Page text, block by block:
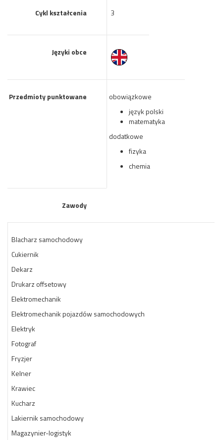
Cykl kształcenia 3
Języki obce
Przedmioty punktowane
obowiązkowe
język polski
matematyka
dodatkowe
fizyka
chemia
Zawody
Blacharz samochodowy
Cukiernik
Dekarz
Drukarz offsetowy
Elektromechanik
Elektromechanik pojazdów samochodowych
Elektryk
Fotograf
Fryzjer
Kelner
Krawiec
Kucharz
Lakiernik samochodowy
Magazynier-logistyk